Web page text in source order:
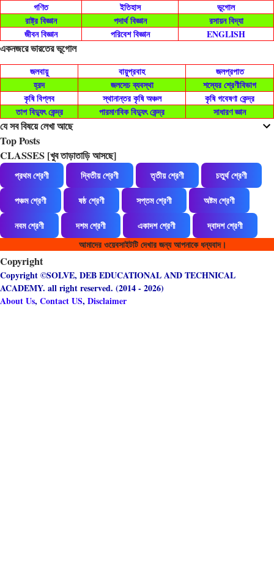
গণিত ইতিহাস
ভূগোল
রাষ্ট্র বিজ্ঞান
পদার্থ বিজ্ঞান
রসায়ন বিদ্যা
জীবন বিজ্ঞান
পরিবেশ বিজ্ঞান ENGLISH
একনজরে ভারতের ভূগোল
জলবায়ু বায়ুপ্রবাহ
জলপ্রপাত
হ্রদ
জলসেচ ব্যবস্থা
শস্যের শ্রেণীবিভাগ
কৃষি বিপ্লব
স্থানান্তর কৃষি অঞ্চল
কৃষি গবেষণা কেন্দ্র
তাপ বিদ্যুৎ কেন্দ্র
পারমাণবিক বিদ্যুৎ কেন্দ্র সাধারণ জ্ঞান
যে সব বিষয়ে লেখা আছে
Top Posts
CLASSES [খুব তাড়াতাড়ি আসছে]
প্রথম শ্রেণী দ্বিতীয় শ্রেণী তৃতীয় শ্রেণী
চতুর্থ শ্রেণী
পঞ্চম শ্রেণী
ষষ্ঠ শ্রেণী সপ্তম শ্রেণী
অষ্টম শ্রেণী
নবম শ্রেণী
দশম শ্রেণী একাদশ শ্রেণী
দ্বাদশ শ্রেণী
আমাদের ওয়েবসাইটটি দেখার জন্য আপনাকে ধন্যবাদ।
Copyright
Copyright ©SOLVE, DEB EDUCATIONAL AND TECHNICAL
ACADEMY. all right reserved. (2014 - 2026)
About Us, Contact US, Disclaimer